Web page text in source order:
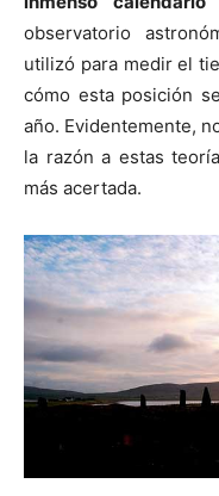
observatorio
utilizó para medir el
cómo esta posición
año. Evidentemente,
la razón a estas
más acertada.